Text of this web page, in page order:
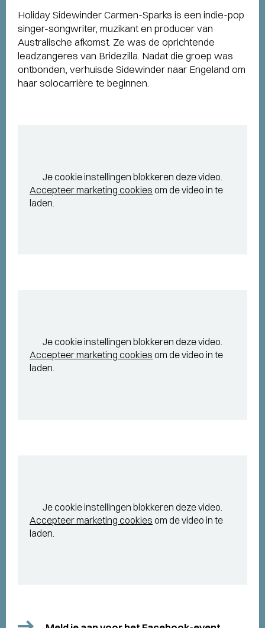
Holiday Sidewinder Carmen-Sparks is een indie-pop
singer-songwriter, muzikant en producer van
Australische afkomst. Ze was de oprichtende
leadzangeres van Bridezilla. Nadat die groep was
ontbonden, verhuisde Sidewinder naar Engeland om
haar solocarrière te beginnen.
Je cookie instellingen blokkeren deze video.
Accepteer marketing cookies om de video in te
laden.
Je cookie instellingen blokkeren deze video.
Accepteer marketing cookies om de video in te
laden.
Je cookie instellingen blokkeren deze video.
Accepteer marketing cookies om de video in te
laden.